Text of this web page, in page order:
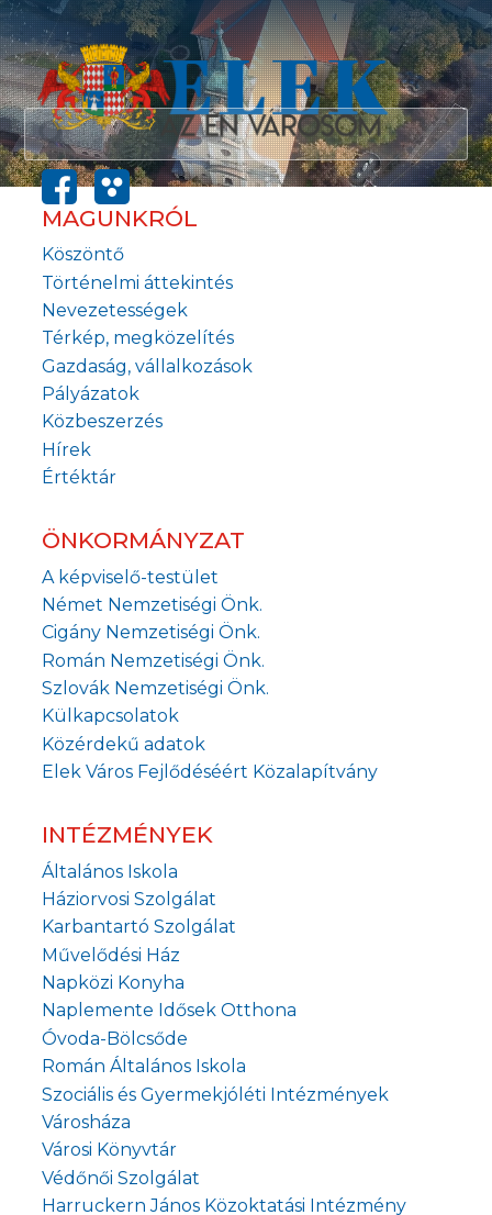
MAGUNKRÓL
Köszöntő
Történelmi áttekintés
Nevezetességek
Térkép, megközelítés
Gazdaság, vállalkozások
Pályázatok
Közbeszerzés
Hírek
Értéktár
ÖNKORMÁNYZAT
A képviselő-testület
Német Nemzetiségi Önk.
Cigány Nemzetiségi Önk.
Román Nemzetiségi Önk.
Szlovák Nemzetiségi Önk.
Külkapcsolatok
Közérdekű adatok
Elek Város Fejlődéséért Közalapítvány
INTÉZMÉNYEK
Általános Iskola
Háziorvosi Szolgálat
Karbantartó Szolgálat
Művelődési Ház
Napközi Konyha
Naplemente Idősek Otthona
Óvoda-Bölcsőde
Román Általános Iskola
Szociális és Gyermekjóléti Intézmények
Városháza
Városi Könyvtár
Védőnői Szolgálat
Harruckern János Közoktatási Intézmény